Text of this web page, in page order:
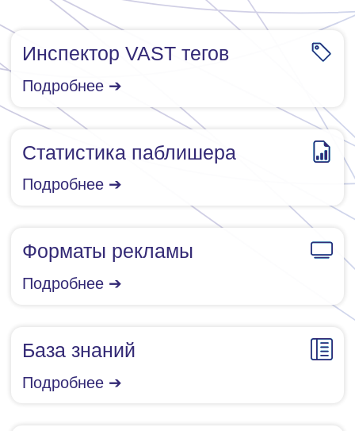
© umg 2025
Политика конфиденциальности
Условия использования
Реквизиты